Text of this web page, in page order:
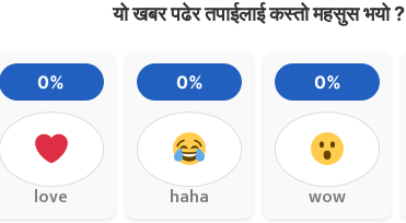
यो खबर पढेर तपाईलाई कस्तो महसुस भयो ?
0%
love
0%
haha
0%
wow